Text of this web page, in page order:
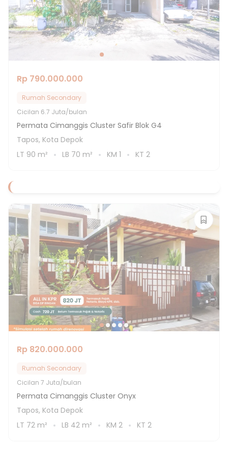
Rp 790.000.000
Rumah Secondary
Cicilan 6.7 Juta/bulan
Permata Cimanggis Cluster Safir Blok G4
Tapos, Kota Depok
LT 90 m² LB 70 m² KM 1 KT 2
Rp 820.000.000
Rumah Secondary
Cicilan 7 Juta/bulan
Permata Cimanggis Cluster Onyx
Tapos, Kota Depok
LT 72 m² LB 42 m² KM 2 KT 2